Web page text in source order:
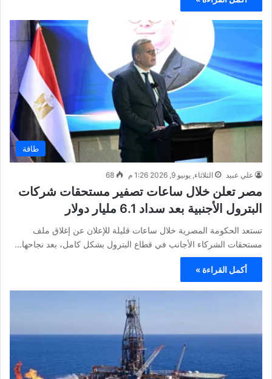
طاقة
علي عبيد الثلاثاء, يونيو 9, 2026 1:26 م 68
مصر تعلن خلال ساعات تصفير مستحقات شركات
البترول الأجنبية بعد سداد 6.1 مليار دولار
تستعد الحكومة المصرية خلال ساعات قليلة للإعلان عن إغلاق ملف
مستحقات الشركاء الأجانب في قطاع البترول بشكل كامل، بعد نجاحها…
أكمل القراءة »